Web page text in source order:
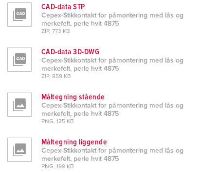
CAD-data STP
Cepex-Stikkontakt for påmontering med lås og
merkefelt, perle hvit 4875
ZIP, 773 KB
CAD-data 3D-DWG
Cepex-Stikkontakt for påmontering med lås og
merkefelt, perle hvit 4875
ZIP, 859 KB
Måltegning stående
Cepex-Stikkontakt for påmontering med lås og
merkefelt, perle hvit 4875
PNG, 125 KB
Måltegning liggende
Cepex-Stikkontakt for påmontering med lås og
merkefelt, perle hvit 4875
PNG, 199 KB